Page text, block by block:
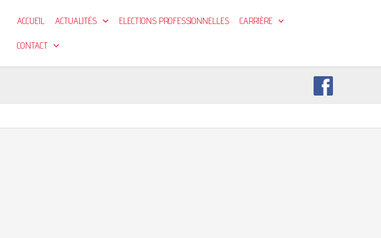
ACCUEIL ACTUALITÉS ELECTIONS PROFESSIONNELLES CARRIÈRE
CONTACT